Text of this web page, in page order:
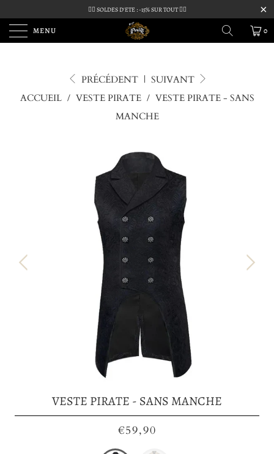
🏴‍☠️ SOLDES D'ETE : -15% SUR TOUT 🏴‍☠️
MENU 0
PRÉCÉDENT | SUIVANT
ACCUEIL / VESTE PIRATE / VESTE PIRATE - SANS
MANCHE
VESTE PIRATE - SANS MANCHE
€59,90